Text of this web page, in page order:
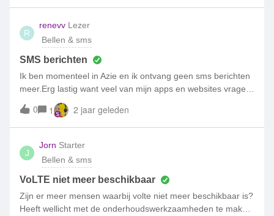
opgelost. Vandaar mijn vraag, HELP, wat moet ik nu doen
om dit op te lossen.mvg Marina.
R
renevv Lezer
Bellen & sms
SMS berichten
Ik ben momenteel in Azie en ik ontvang geen sms berichten
meer.Erg lastig want veel van mijn apps en websites vragen
om een verificatie code die via sms naar mij is
verzonden.Waar zit het probleem, ik heb mijn mobiel al
gerest maar dat mocht niet baten.
0 1 2 jaar geleden
J
Jorn Starter
Bellen & sms
VoLTE niet meer beschikbaar
Zijn er meer mensen waarbij volte niet meer beschikbaar is?
Heeft wellicht met de onderhoudswerkzaamheden te maken